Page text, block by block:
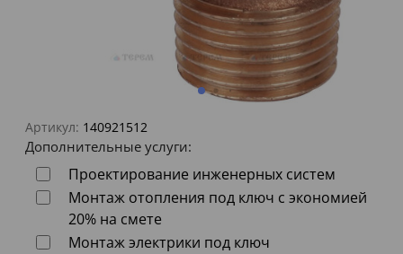
Артикул: 140921512
Дополнительные услуги:
Проектирование инженерных систем
Монтаж отопления под ключ с экономией
20% на смете
Монтаж электрики под ключ